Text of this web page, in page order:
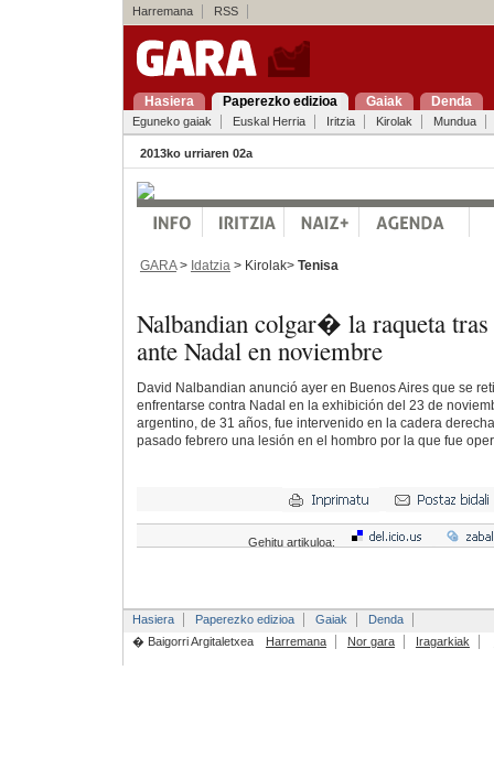
Harremana RSS
Hasiera Paperezko edizioa Gaiak Denda
Eguneko gaiak Euskal Herria Iritzia Kirolak Mundua
2013ko urriaren 02a
GARA> Idatzia > Kirolak> Tenisa
Nalbandian colgar� la raqueta
ante Nadal en noviembre
David Nalbandian anunció ayer en Buenos Aires que se
enfrentarse contra Nadal en la exhibición del 23 de
argentino, de 31 años, fue intervenido en la cadera
pasado febrero una lesión en el hombro por la que fue
Gehitu artikuloa:
Hasiera Paperezko edizioa Gaiak
Denda
� Baigorri Argitaletxea
Harremana Nor gara Iragarkiak